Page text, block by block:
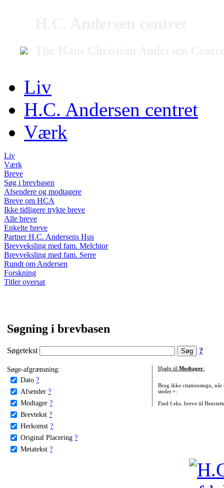
Liv
H.C. Andersen centret
Værk
Liv
Værk
Breve
Søg i brevbasen
Afsendere og modtagere
Breve om HCA
Ikke tidligere trykte breve
Alle breve
Enkelte breve
Partner H.C. Andersens Hus
Brevveksling med fam. Melchior
Brevveksling med fam. Serre
Rundt om Andersen
Forskning
Titler oversat
Søgning i brevbasen
Søgetekst ?
Søge-afgrænsning:
Dato ?
Afsender ?
Modtager ?
Brevtekst ?
Herkomst ?
Original Placering ?
Metatekst ?
Hjælp til Modtager:
Brug ikke citationstegn, når
stedet +:
Find f.eks. breve til